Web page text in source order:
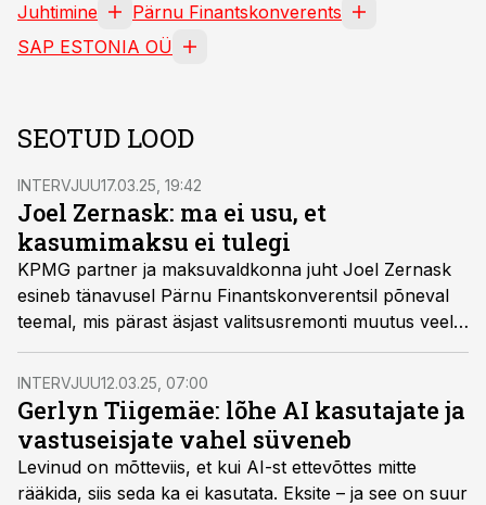
Juhtimine
Pärnu Finantskonverents
SAP ESTONIA OÜ
SEOTUD LOOD
INTERVJUU17.03.25, 19:42
Joel Zernask: ma ei usu, et
kasumimaksu ei tulegi
KPMG partner ja maksuvaldkonna juht Joel Zernask
esineb tänavusel Pärnu Finantskonverentsil põneval
teemal, mis pärast äsjast valitsusremonti muutus veelgi
põnevamaks ja suurt ennustamisjulgust nõudvaks.
Milliseid makse maksame 2030. aastal?
INTERVJUU12.03.25, 07:00
Gerlyn Tiigemäe: lõhe AI kasutajate ja
vastuseisjate vahel süveneb
Levinud on mõtteviis, et kui AI-st ettevõttes mitte
rääkida, siis seda ka ei kasutata. Eksite – ja see on suur